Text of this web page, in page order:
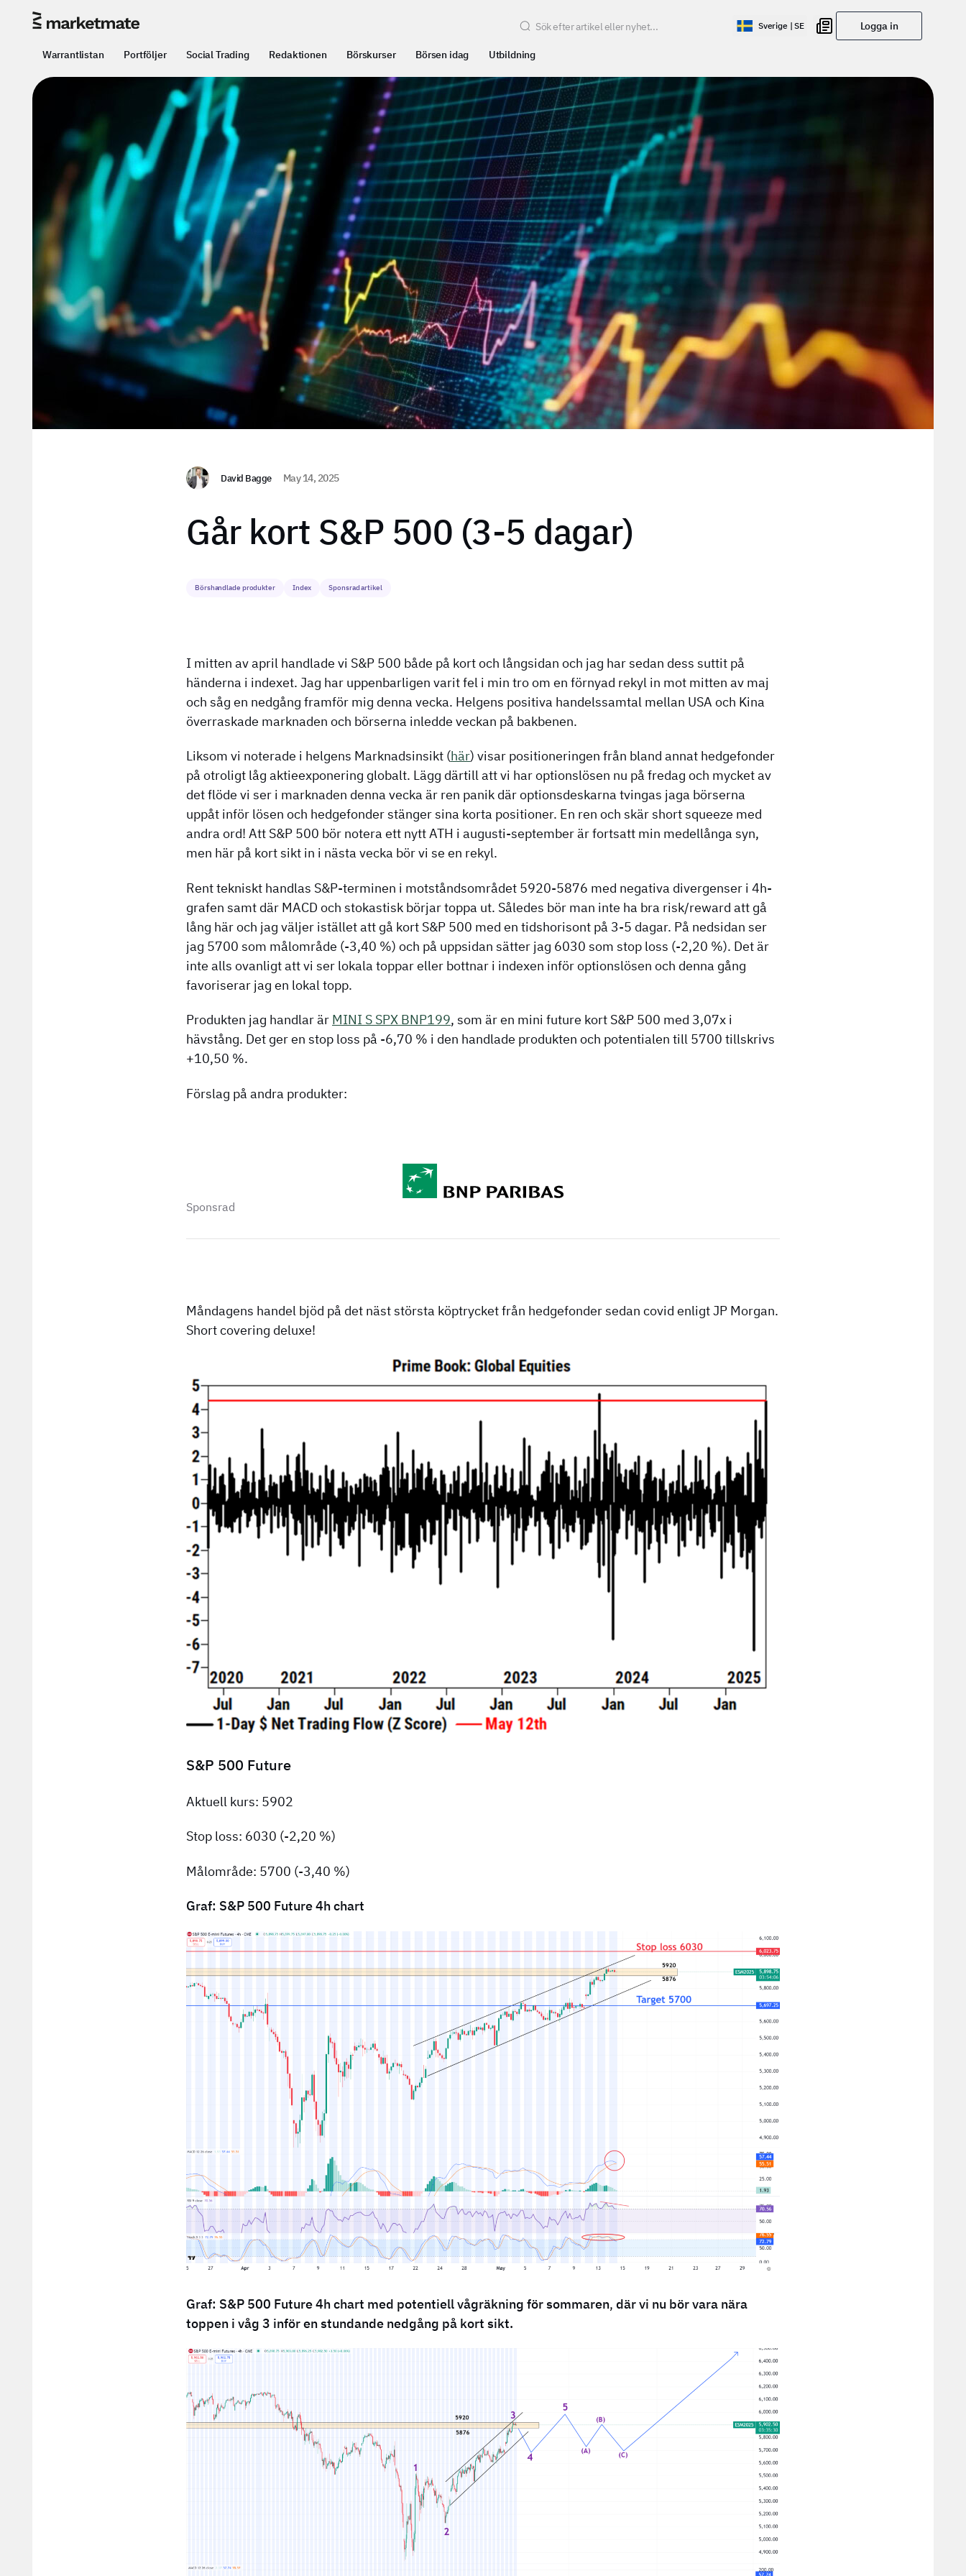
Sverige | SE Logga in
Warrantlistan Portföljer Social Trading Redaktionen Börskurser Börsen idag Utbildning
David Bagge May 14, 2025
Går kort S&P 500 (3-5 dagar)
Börshandlade produkter Index Sponsrad artikel
I mitten av april handlade vi S&P 500 både på kort och långsidan och jag har sedan dess suttit på
händerna i indexet. Jag har uppenbarligen varit fel i min tro om en förnyad rekyl in mot mitten av maj
och såg en nedgång framför mig denna vecka. Helgens positiva handelssamtal mellan USA och Kina
överraskade marknaden och börserna inledde veckan på bakbenen.
Liksom vi noterade i helgens Marknadsinsikt (här) visar positioneringen från bland annat hedgefonder
på otroligt låg aktieexponering globalt. Lägg därtill att vi har optionslösen nu på fredag och mycket av
det flöde vi ser i marknaden denna vecka är ren panik där optionsdeskarna tvingas jaga börserna
uppåt inför lösen och hedgefonder stänger sina korta positioner. En ren och skär short squeeze med
andra ord! Att S&P 500 bör notera ett nytt ATH i augusti-september är fortsatt min medellånga syn,
men här på kort sikt in i nästa vecka bör vi se en rekyl.
Rent tekniskt handlas S&P-terminen i motståndsområdet 5920-5876 med negativa divergenser i 4h-
grafen samt där MACD och stokastisk börjar toppa ut. Således bör man inte ha bra risk/reward att gå
lång här och jag väljer istället att gå kort S&P 500 med en tidshorisont på 3-5 dagar. På nedsidan ser
jag 5700 som målområde (-3,40 %) och på uppsidan sätter jag 6030 som stop loss (-2,20 %). Det är
inte alls ovanligt att vi ser lokala toppar eller bottnar i indexen inför optionslösen och denna gång
favoriserar jag en lokal topp.
Produkten jag handlar är MINI S SPX BNP199, som är en mini future kort S&P 500 med 3,07x i
hävstång. Det ger en stop loss på -6,70 % i den handlade produkten och potentialen till 5700 tillskrivs
+10,50 %.
Förslag på andra produkter:
Sponsrad
Måndagens handel bjöd på det näst största köptrycket från hedgefonder sedan covid enligt JP Morgan.
Short covering deluxe!
S&P 500 Future
Aktuell kurs: 5902
Stop loss: 6030 (-2,20 %)
Målområde: 5700 (-3,40 %)
Graf: S&P 500 Future 4h chart
Graf: S&P 500 Future 4h chart med potentiell vågräkning för sommaren, där vi nu bör vara nära
toppen i våg 3 inför en stundande nedgång på kort sikt.